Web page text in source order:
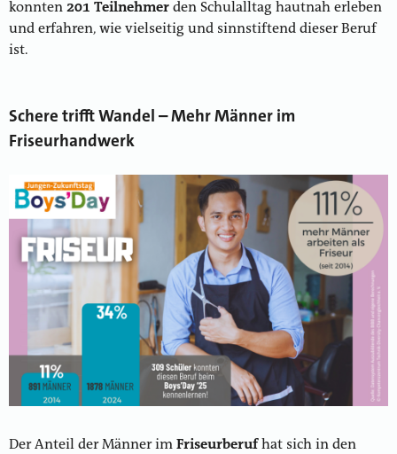
konnten 201 Teilnehmer den Schulalltag hautnah erleben
und erfahren, wie vielseitig und sinnstiftend dieser Beruf
ist.
Schere trifft Wandel – Mehr Männer im
Friseurhandwerk
Der Anteil der Männer im Friseurberufhat sich in den